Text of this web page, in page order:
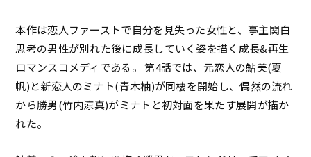
本作は恋人ファーストで自分を見失った女性と、亭主関白
思考の男性が別れた後に成長していく姿を描く成長&再生
ロマンスコメディである。 第4話では、元恋人の鮎美(夏
帆)と新恋人のミナト(青木柚)が同棲を開始し、偶然の流れ
から勝男(竹内涼真)がミナトと初対面を果たす展開が描か
れた。